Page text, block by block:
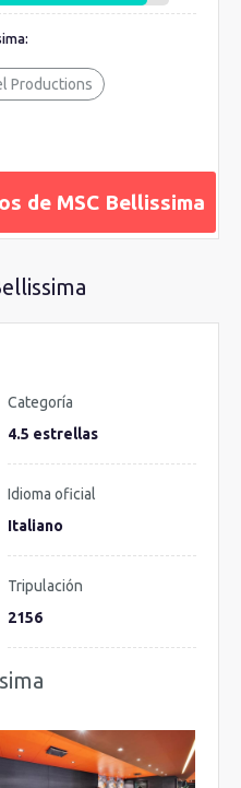
Productions
de MSC Bellissima
Categoría
4.5 estrellas
Idioma oficial
Italiano
Tripulación
2156